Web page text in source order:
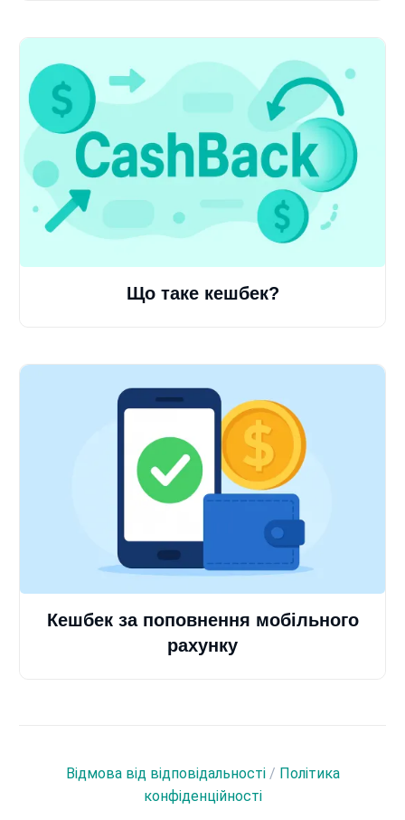
Що таке кешбек?
Кешбек за поповнення мобільного
рахунку
Відмова від відповідальності/ Політика
конфіденційності